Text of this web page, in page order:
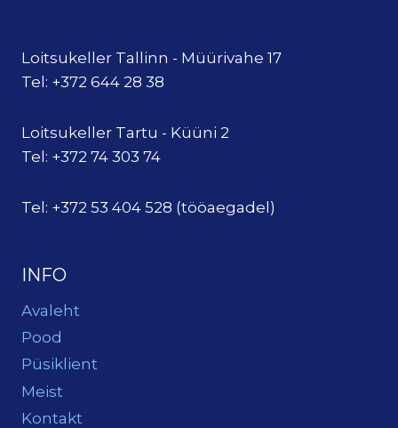
Loitsukeller Tallinn - Müürivahe 17
Tel: +372 644 28 38
Loitsukeller Tartu - Küüni 2
Tel: +372 74 303 74
Tel: +372 53 404 528 (tööaegadel)
INFO
Avaleht
Pood
Püsiklient
Meist
Kontakt